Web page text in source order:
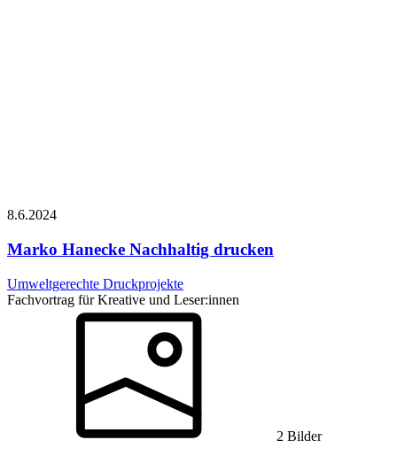
8.6.2024
Marko Hanecke Nachhaltig drucken
Umweltgerechte Druckprojekte
Fachvortrag für Kreative und Leser:innen
2 Bilder